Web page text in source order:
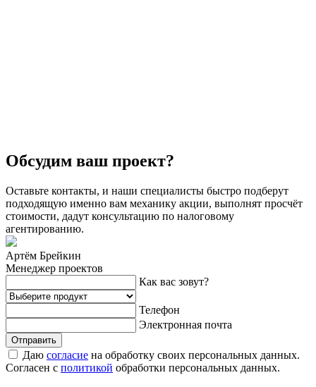
Обсудим ваш проект?
Оставьте контакты, и наши специалисты быстро подберут
подходящую именно вам механику акции, выполнят просчёт
стоимости, дадут консультацию по налоговому
агентированию.
Артём Брейкин
Менеджер проектов
Как вас зовут?
Телефон
Электронная почта
Отправить
Даю cогласие на обработку своих персональных данных.
Согласен с политикой обработки персональных данных.